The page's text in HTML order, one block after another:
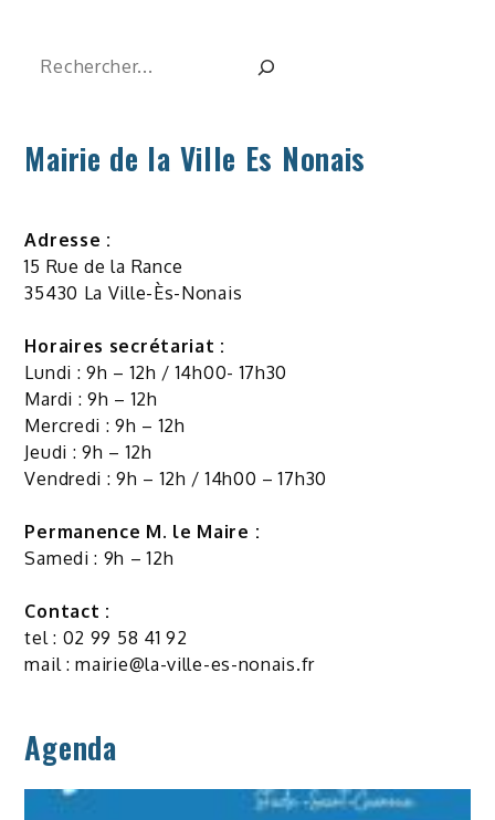
Rechercher
Mairie de la Ville Es Nonais
Adresse :
15 Rue de la Rance
35430 La Ville-Ès-Nonais
Horaires secrétariat :
Lundi : 9h – 12h / 14h00- 17h30
Mardi : 9h – 12h
Mercredi : 9h – 12h
Jeudi : 9h – 12h
Vendredi : 9h – 12h / 14h00 – 17h30
Permanence M. le Maire :
Samedi : 9h – 12h
Contact :
tel : 02 99 58 41 92
mail :mairie@la-ville-es-nonais.fr
Agenda